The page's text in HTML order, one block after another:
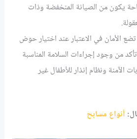
يكون من الصيانة المنخفضة وذات
الأمان في الاعتبار عند اختيار حوض
من وجود إجراءات السلامة المناسبة
الآمنة ونظام إنذار للأطفال غير
أنواع مسابح